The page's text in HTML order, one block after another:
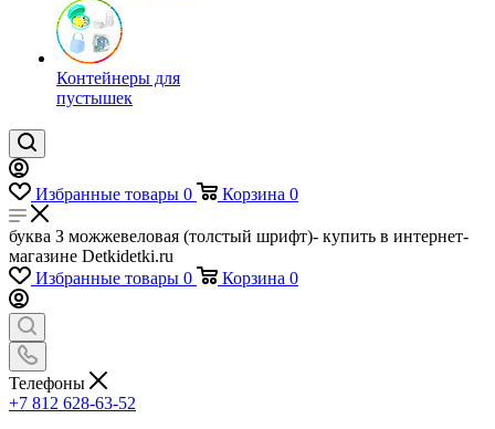
Контейнеры для
пустышек
Избранные товары 0 Корзина 0
буква З можжевеловая (толстый шрифт)- купить в интернет-
магазине Detkidetki.ru
Избранные товары 0 Корзина 0
Телефоны
+7 812 628-63-52